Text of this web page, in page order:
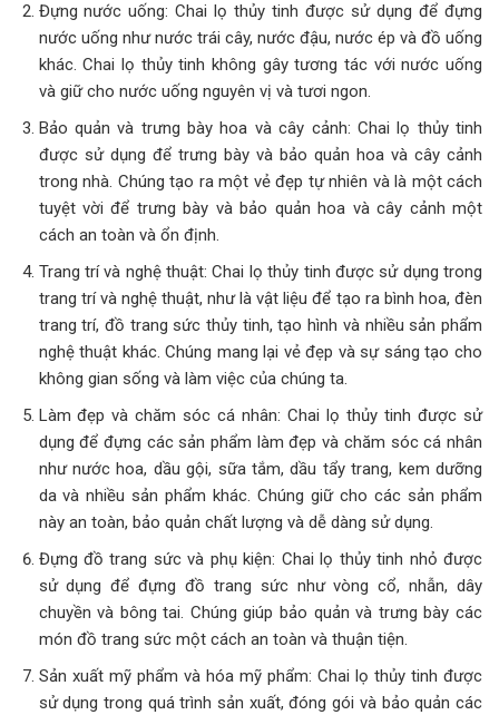
Đựng nước uống: Chai lọ thủy tinh được sử dụng để đựng
nước uống như nước trái cây, nước đậu, nước ép và đồ uống
khác. Chai lọ thủy tinh không gây tương tác với nước uống
và giữ cho nước uống nguyên vị và tươi ngon.
Bảo quản và trưng bày hoa và cây cảnh: Chai lọ thủy tinh
được sử dụng để trưng bày và bảo quản hoa và cây cảnh
trong nhà. Chúng tạo ra một vẻ đẹp tự nhiên và là một cách
tuyệt vời để trưng bày và bảo quản hoa và cây cảnh một
cách an toàn và ổn định.
Trang trí và nghệ thuật: Chai lọ thủy tinh được sử dụng trong
trang trí và nghệ thuật, như là vật liệu để tạo ra bình hoa, đèn
trang trí, đồ trang sức thủy tinh, tạo hình và nhiều sản phẩm
nghệ thuật khác. Chúng mang lại vẻ đẹp và sự sáng tạo cho
không gian sống và làm việc của chúng ta.
Làm đẹp và chăm sóc cá nhân: Chai lọ thủy tinh được sử
dụng để đựng các sản phẩm làm đẹp và chăm sóc cá nhân
như nước hoa, dầu gội, sữa tắm, dầu tẩy trang, kem dưỡng
da và nhiều sản phẩm khác. Chúng giữ cho các sản phẩm
này an toàn, bảo quản chất lượng và dễ dàng sử dụng.
Đựng đồ trang sức và phụ kiện: Chai lọ thủy tinh nhỏ được
sử dụng để đựng đồ trang sức như vòng cổ, nhẫn, dây
chuyền và bông tai. Chúng giúp bảo quản và trưng bày các
món đồ trang sức một cách an toàn và thuận tiện.
Sản xuất mỹ phẩm và hóa mỹ phẩm: Chai lọ thủy tinh được
sử dụng trong quá trình sản xuất, đóng gói và bảo quản các